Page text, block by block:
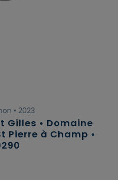
• 2023
Gilles • Domaine
Pierre à Champ •